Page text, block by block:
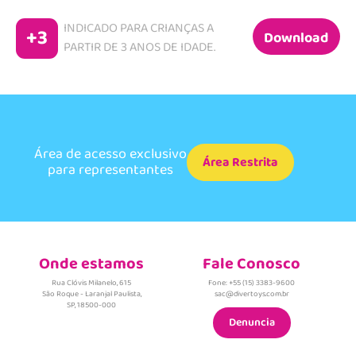
+3
INDICADO PARA CRIANÇAS A
PARTIR DE 3 ANOS DE IDADE. Download
Área de acesso exclusivo
para representantes Área Restrita
Onde estamos
Rua Clóvis Milanelo, 615
São Roque - Laranjal Paulista,
SP, 18500-000
Fale Conosco
Fone: +55 (15) 3383-9600
sac@divertoys.com.br
Denuncia